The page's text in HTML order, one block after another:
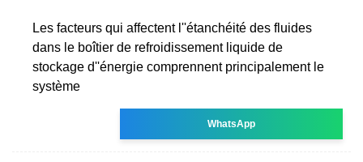
Les facteurs qui affectent l''étanchéité des fluides
dans le boîtier de refroidissement liquide de
stockage d''énergie comprennent principalement le
système
WhatsApp